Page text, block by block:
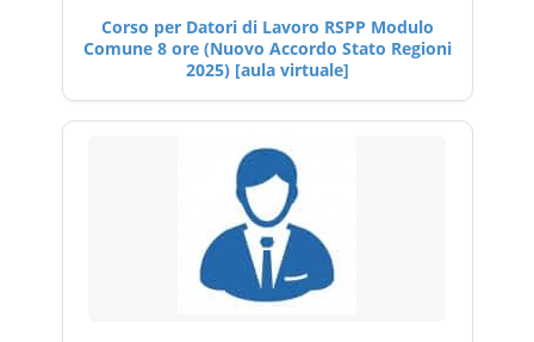
Corso per Datori di Lavoro RSPP Modulo
Comune 8 ore (Nuovo Accordo Stato Regioni
2025) [aula virtuale]